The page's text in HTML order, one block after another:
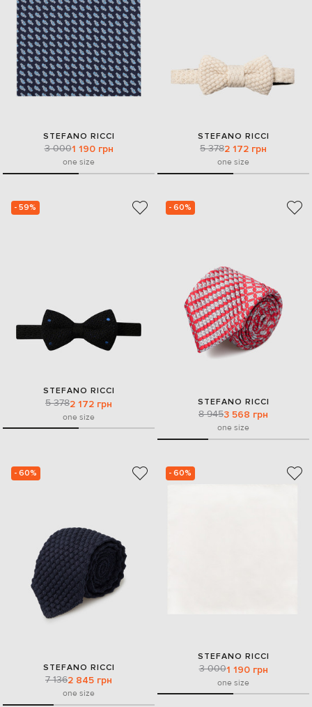
STEFANO RICCI
3 0001 190 грн
one size
STEFANO RICCI
5 3782 172 грн
one size
- 59%
STEFANO RICCI
5 3782 172 грн
one size
- 60%
STEFANO RICCI
8 9453 568 грн
one size
- 60%
STEFANO RICCI
7 1362 845 грн
one size
- 60%
STEFANO RICCI
3 0001 190 грн
one size